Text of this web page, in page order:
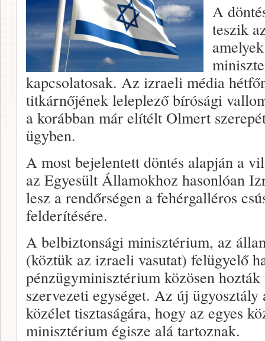
A
teszik
kapcsolatosak. Az izraeli média
titkárnőjének leleplező bírósági
a korábban már elítélt Olmert
ügyben.
A most bejelentett döntés alapján a
az Egyesült Államokhoz hasonlóan
lesz a rendőrségen a fehérgalléros
felderítésére.
A belbiztonsági minisztérium, az
(köztük az izraeli vasutat) felügyelő
pénzügyminisztérium közösen
szervezeti egységet. Az új
közélet tisztaságára, hogy az egyes
minisztérium égisze alá tartoznak.